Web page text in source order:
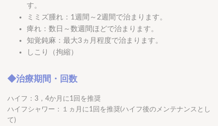
す。
ミミズ腫れ：1週間～2週間で治まります。
痺れ：数日～数週間ほどで治まります。
知覚鈍麻：最大3ヵ月程度で治まります。
しこり（拘縮）
◆治療期間・回数
ハイフ：3，4か月に1回を推奨
ハイフシャワー：１ヵ月に1回を推奨(ハイフ後のメンテナンスとし
て)